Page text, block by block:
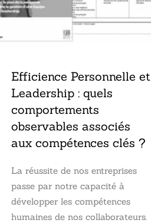
Efficience Personnelle et
Leadership : quels
comportements
observables associés
aux compétences clés ?
La réussite de nos entreprises
passe par notre capacité à
développer les compétences
humaines de nos collaborateurs.